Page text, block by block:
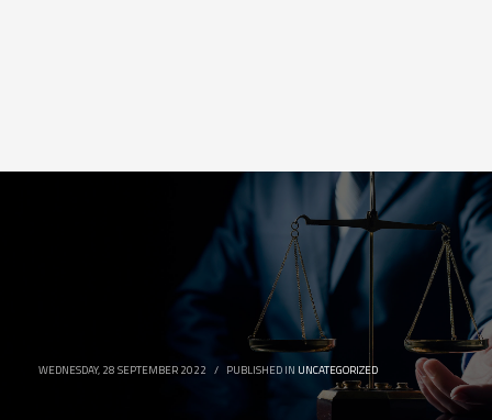
WEDNESDAY, 28 SEPTEMBER 2022 / PUBLISHED IN UNCATEGORIZED